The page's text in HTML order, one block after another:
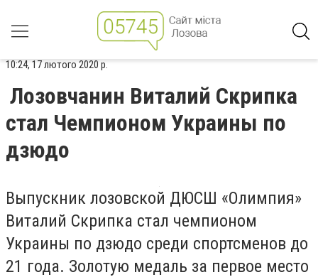
10:24, 17 лютого 2020 р.
Лозовчанин Виталий Скрипка
стал Чемпионом Украины по
дзюдо
Выпускник лозовской ДЮСШ «Олимпия»
Виталий Скрипка стал чемпионом
Украины по дзюдо среди спортсменов до
21 года. Золотую медаль за первое место